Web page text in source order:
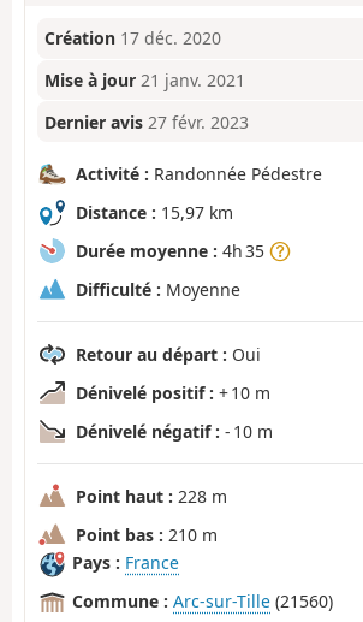
Création 17 déc. 2020
Mise à jour 21 janv. 2021
Dernier avis 27 févr. 2023
Activité : Randonnée Pédestre
Distance : 15,97 km
Durée moyenne : 4h 35
Difficulté : Moyenne
Retour au départ : Oui
Dénivelé positif : + 10 m
Dénivelé négatif : - 10 m
Point haut : 228 m
Point bas : 210 m
Pays : France
Commune : Arc-sur-Tille (21560)